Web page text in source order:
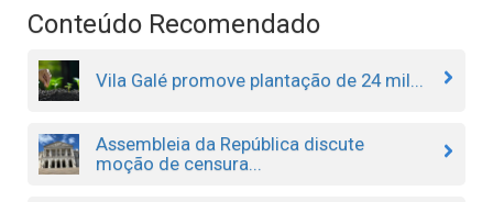
Conteúdo Recomendado
Vila Galé promove plantação de 24 mil...
Assembleia da República discute
moção de censura...